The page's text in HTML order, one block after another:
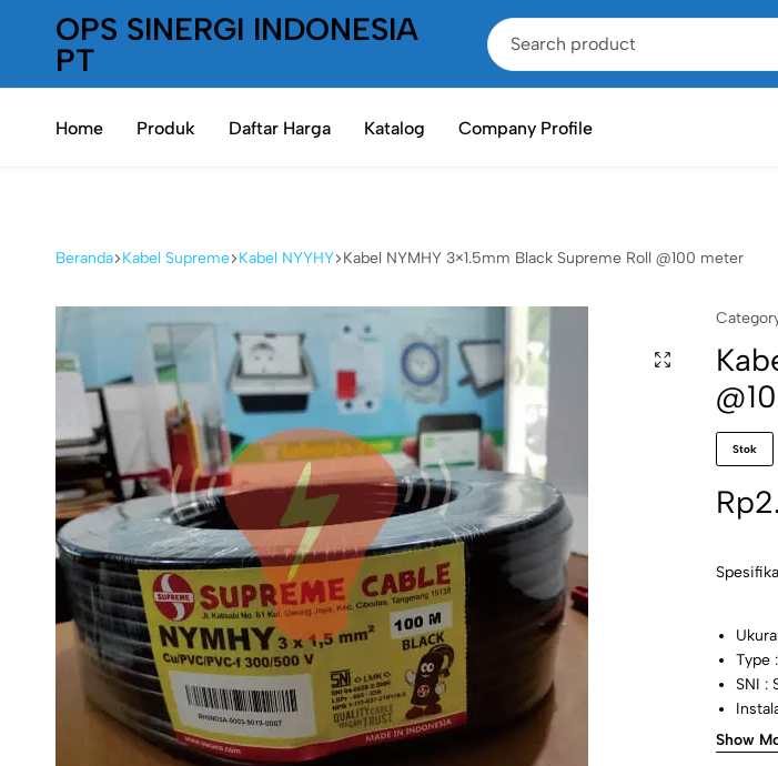
OPS SINERGI INDONESIA
PT
PT
SInergi
Oneplaceshop
Home Produk Daftar Harga Katalog Company Profile
Beranda Kabel Supreme Kabel NYYHY Kabel NYMHY 3×1.5mm Black Supreme Roll @100 meter
Stok
Rp
Type
SNI :
Show